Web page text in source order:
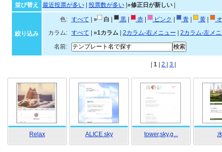
並び替え
最近投票が多い| 投票数が多い| »修正日が新しい|
絞り込み
色: すべて » 白 黒| 赤| ピンク 青| 黄|
カラム:
すべて »1カラム| 2カラム-右メニュー
2カラム-左メ
名前:
1 2 3
Relax ALICE sky tower,sky,g...